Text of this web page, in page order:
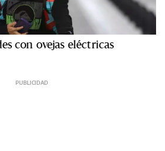
con ovejas eléctricas